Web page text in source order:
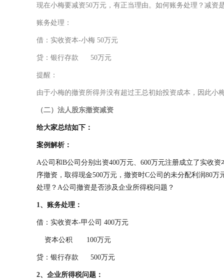
现在小梅要减资50万元，有正当理由。如何账务处理？减资
账务处理：
借：实收资本-小梅 50万元
贷：银行存款 50万元
提醒：
由于小梅的撤资所得并没有超过王总初始投资成本，因此小
（二）法人股东撤资减资
给大家总结如下：
案例解析：
A公司和B公司分别出资400万元、600万元注册成立了实收
序撤资，取得现金500万元，撤资时C公司的未分配利润80
处理？A公司撤资是否涉及企业所得税问题？
1、账务处理：
借：实收资本-甲公司 400万元
资本公积 100万元
贷：银行存款 500万元
2、企业所得税问题：